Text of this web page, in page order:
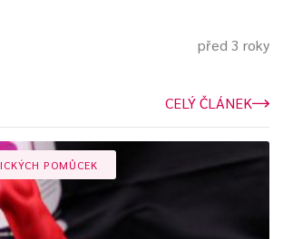
před 3 roky
CELÝ ČLÁNEK
POMŮCEK